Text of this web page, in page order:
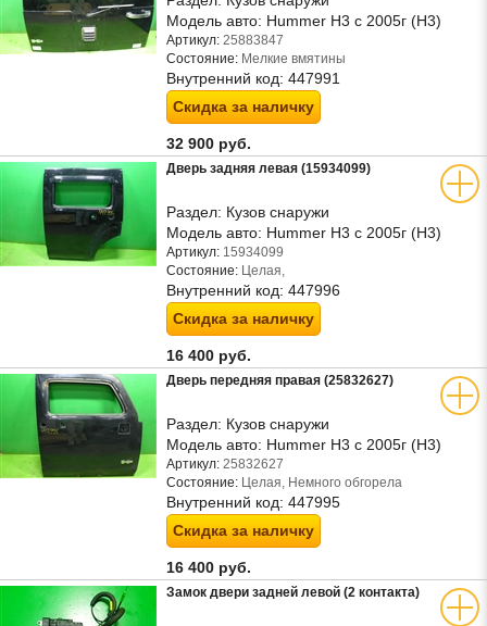
Модель авто: Hummer H3 с 2005г (Н3)
Артикул: 25883847
Состояние: Мелкие вмятины
Внутренний код: 447991
Скидка за наличку
32 900 руб.
Дверь задняя левая (15934099)
Раздел: Кузов снаружи
Модель авто: Hummer H3 с 2005г (Н3)
Артикул: 15934099
Состояние: Целая,
Внутренний код: 447996
Скидка за наличку
16 400 руб.
Дверь передняя правая (25832627)
Раздел: Кузов снаружи
Модель авто: Hummer H3 с 2005г (Н3)
Артикул: 25832627
Состояние: Целая, Немного обгорела
Внутренний код: 447995
Скидка за наличку
16 400 руб.
Замок двери задней левой (2 контакта)